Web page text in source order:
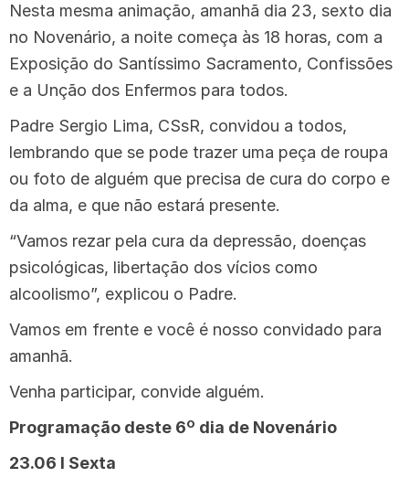
Nesta mesma animação, amanhã dia 23, sexto dia
no Novenário, a noite começa às 18 horas, com a
Exposição do Santíssimo Sacramento, Confissões
e a Unção dos Enfermos para todos.
Padre Sergio Lima, CSsR, convidou a todos,
lembrando que se pode trazer uma peça de roupa
ou foto de alguém que precisa de cura do corpo e
da alma, e que não estará presente.
“Vamos rezar pela cura da depressão, doenças
psicológicas, libertação dos vícios como
alcoolismo”, explicou o Padre.
Vamos em frente e você é nosso convidado para
amanhã.
Venha participar, convide alguém.
Programação deste 6º dia de Novenário
23.06 I Sexta